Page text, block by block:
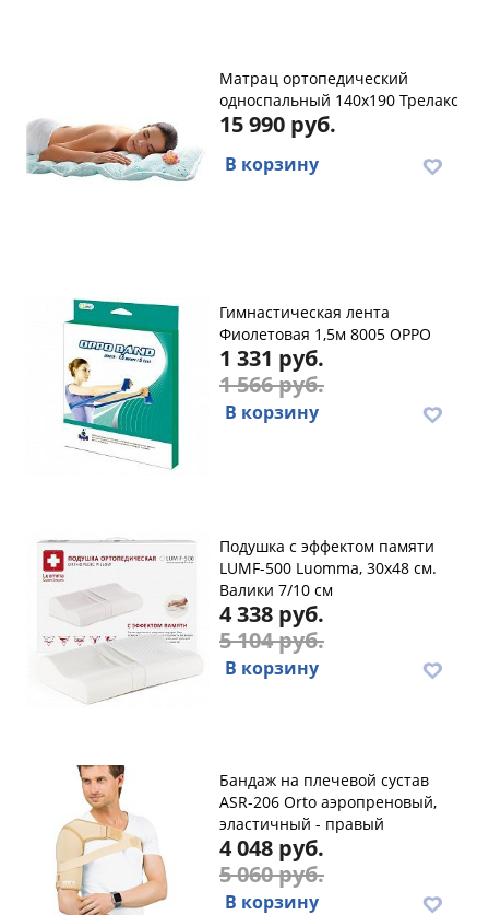
Maтpaц opтoпeдичecкий
oднocпaльный 140х190 Трелакс
15 990 руб.
В корзину
Гимнастическая лента
Фиолетовая 1,5м 8005 OPPO
1 331 руб.
1 566 руб.
В корзину
Подушка с эффектом памяти
LUMF-500 Luomma, 30х48 см.
Валики 7/10 см
4 338 руб.
5 104 руб.
В корзину
Бандаж на плечевой сустав
ASR-206 Orto аэропреновый,
эластичный - правый
4 048 руб.
5 060 руб.
В корзину